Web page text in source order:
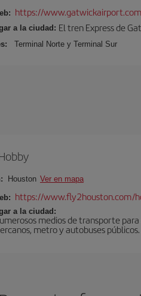
https://
a la ciudad: El tren Express de
Terminal Norte y Terminal Sur
Houston Ver en mapa
https://www.fly2houston.com/
a la ciudad:
medios de transporte
metro y autobuses públicos.